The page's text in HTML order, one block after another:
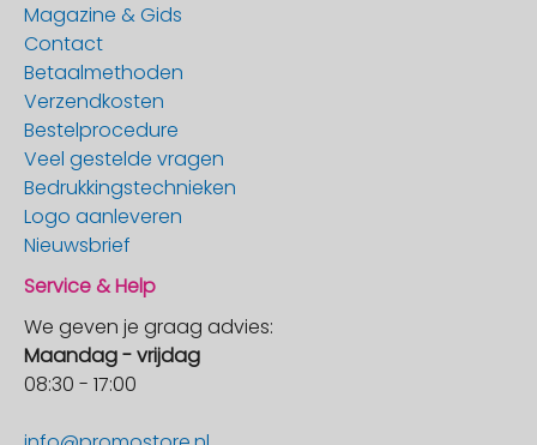
Magazine & Gids
Contact
Betaalmethoden
Verzendkosten
Bestelprocedure
Veel gestelde vragen
Bedrukkingstechnieken
Logo aanleveren
Nieuwsbrief
Service & Help
We geven je graag advies:
Maandag - vrijdag
08:30 - 17:00